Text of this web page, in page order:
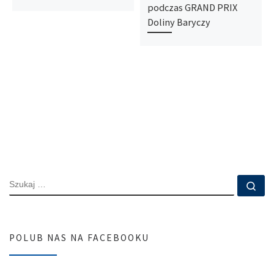
podczas GRAND PRIX
Doliny Baryczy
SZUKAJ
POLUB NAS NA FACEBOOKU